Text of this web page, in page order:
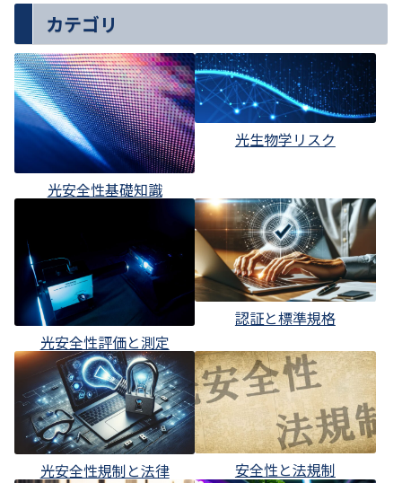
カテゴリ
光安全性基礎知識
光生物学リスク
光安全性評価と測定
認証と標準規格
光安全性規制と法律 安全性と法規制